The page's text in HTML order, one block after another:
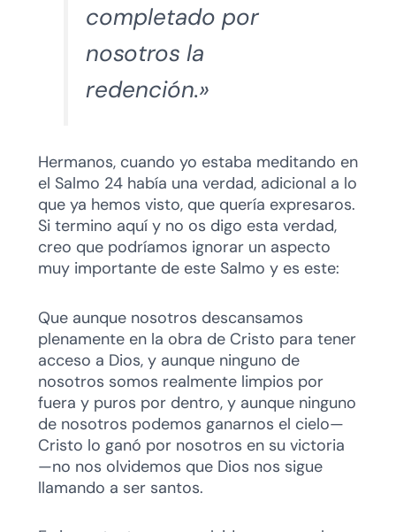
completado por
nosotros la
redención.»
Hermanos, cuando yo estaba meditando en
el Salmo 24 había una verdad, adicional a lo
que ya hemos visto, que quería expresaros.
Si termino aquí y no os digo esta verdad,
creo que podríamos ignorar un aspecto
muy importante de este Salmo y es este:
Que aunque nosotros descansamos
plenamente en la obra de Cristo para tener
acceso a Dios, y aunque ninguno de
nosotros somos realmente limpios por
fuera y puros por dentro, y aunque ninguno
de nosotros podemos ganarnos el cielo—
Cristo lo ganó por nosotros en su victoria
—no nos olvidemos que Dios nos sigue
llamando a ser santos.